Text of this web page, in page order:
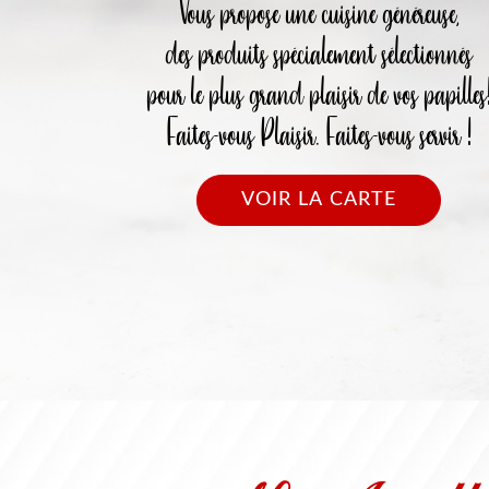
Vous propose une cuisine généreuse,
des produits spécialement sélectionnés
pour le plus grand plaisir de vos
Faites-vous Plaisir. Faites-vous servir !
VOIR LA CARTE